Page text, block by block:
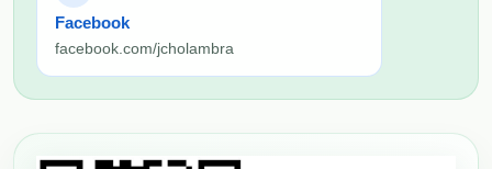
Facebook
facebook.com/jcholambra